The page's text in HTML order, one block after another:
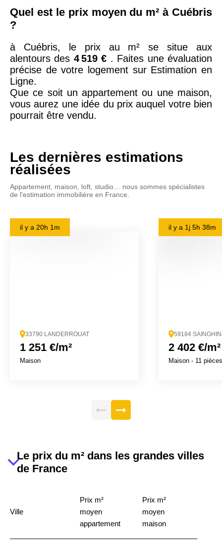
Quel est le prix moyen du m² à Cuébris
?
à Cuébris, le prix au m² se situe aux
alentours des 4 519 € . Faites une évaluation
précise de votre logement sur Estimation en
Ligne.
Que ce soit un appartement ou une maison,
vous aurez une idée du prix auquel votre bien
pourrait être vendu.
Les dernières estimations
réalisées
Appartement, maison, loft, studio… nous sommes spécialistes
de l'estimation immobilière en France.
il y a 20h 1m
33790 LANDERROUAT
1 251 €/m²
Maison
il y a 1j 5h 38m
59184
2 402 €/m²
Maison - 11 pièces
Le prix du m² dans les grandes villes
de France
Ville
Prix m²
moyen
appartement
Prix m²
moyen
maison